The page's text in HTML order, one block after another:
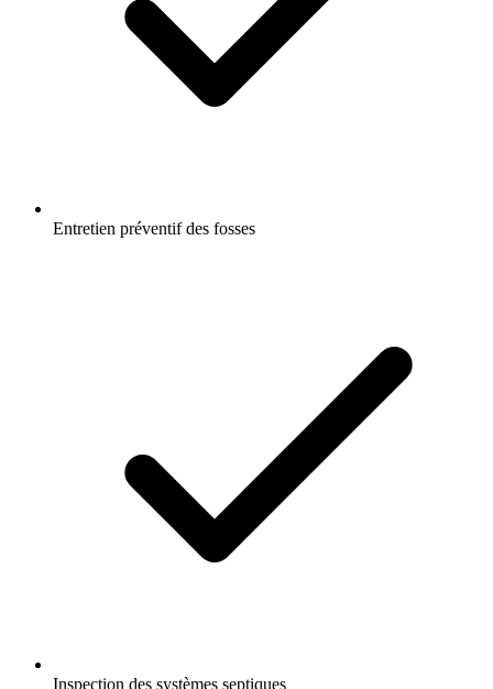
Entretien préventif des fosses
Inspection des systèmes septiques